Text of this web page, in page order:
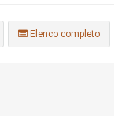
Elenco completo